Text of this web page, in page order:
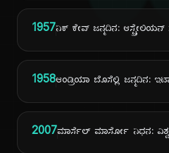
1957ನಿಕ್ ಕೇವ್ ಜನ್ಮದಿನ: ಆಸ್ಟ್ರೇಲಿಯನ್
1958ಆಂಡ್ರಿಯಾ ಬೊಸೆಲ್ಲಿ ಜನ್ಮದಿನ:
2007ಮಾರ್ಸೆಲ್ ಮಾರ್ಸೋ ನಿಧನ: